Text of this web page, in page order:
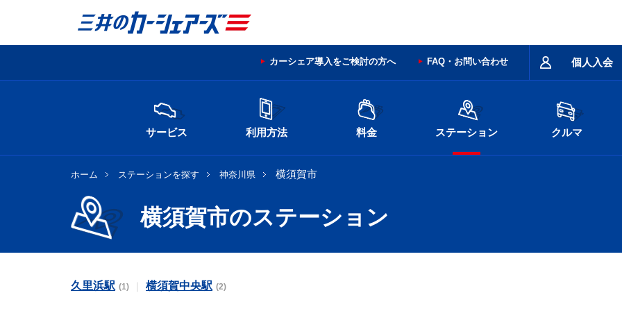
個人入会
カーシェア導入をご検討の方へ FAQ・お問い合わせ
サービス 利用方法 料金 ステーション クルマ
ホーム ステーションを探す 神奈川県 横須賀市
横須賀市のステーション
久里浜駅 (1) 横須賀中央駅 (2)